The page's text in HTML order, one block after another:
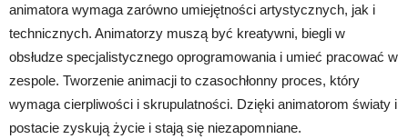
animatora wymaga zarówno umiejętności artystycznych, jak i
technicznych. Animatorzy muszą być kreatywni, biegli w
obsłudze specjalistycznego oprogramowania i umieć pracować w
zespole. Tworzenie animacji to czasochłonny proces, który
wymaga cierpliwości i skrupulatności. Dzięki animatorom światy i
postacie zyskują życie i stają się niezapomniane.